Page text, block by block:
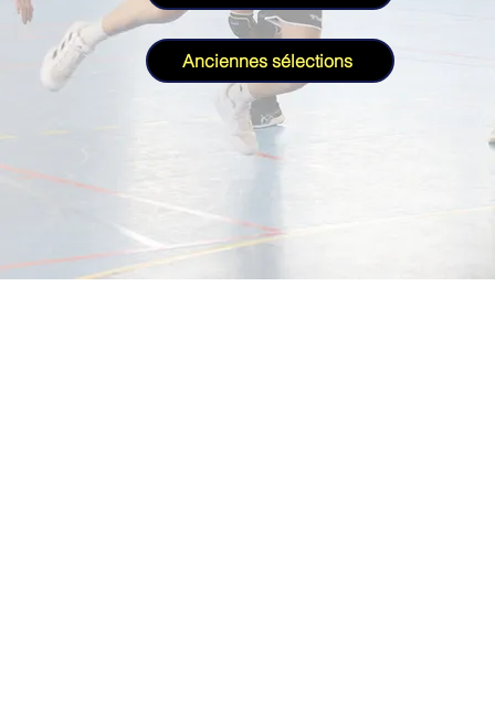
Notre histoire
Anciennes sélections